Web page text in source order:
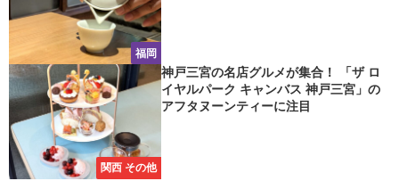
福岡
関西 その他
神戸三宮の名店グルメが集合！ 「ザ ロ
イヤルパーク キャンバス 神戸三宮」の
アフタヌーンティーに注目